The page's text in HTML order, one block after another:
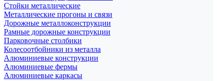
Стойки металлические
Металлические прогоны и связи
Дорожные металлоконструкции
Рамные дорожные конструкции
Парковочные столбики
Колесоотбойники из металла
Алюминиевые конструкции
Алюминиевые фермы
Алюминиевые каркасы